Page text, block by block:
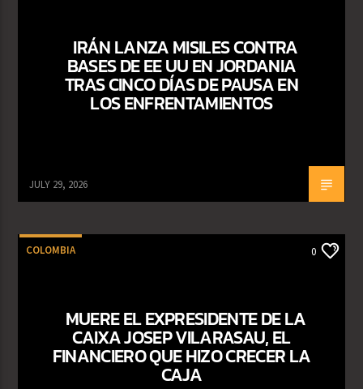
IRÁN LANZA MISILES CONTRA
BASES DE EE UU EN JORDANIA
TRAS CINCO DÍAS DE PAUSA EN
LOS ENFRENTAMIENTOS
JULY 29, 2026
COLOMBIA 0
MUERE EL EXPRESIDENTE DE LA
CAIXA JOSEP VILARASAU, EL
FINANCIERO QUE HIZO CRECER LA
CAJA